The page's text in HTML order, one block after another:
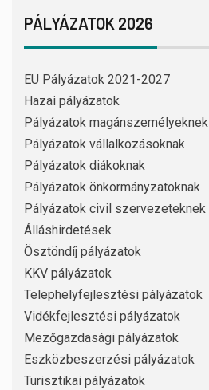
PÁLYÁZATOK 2026
EU Pályázatok 2021-2027
Hazai pályázatok
Pályázatok magánszemélyeknek
Pályázatok vállalkozásoknak
Pályázatok diákoknak
Pályázatok önkormányzatoknak
Pályázatok civil szervezeteknek
Álláshirdetések
Ösztöndíj pályázatok
KKV pályázatok
Telephelyfejlesztési pályázatok
Vidékfejlesztési pályázatok
Mezőgazdasági pályázatok
Eszközbeszerzési pályázatok
Turisztikai pályázatok